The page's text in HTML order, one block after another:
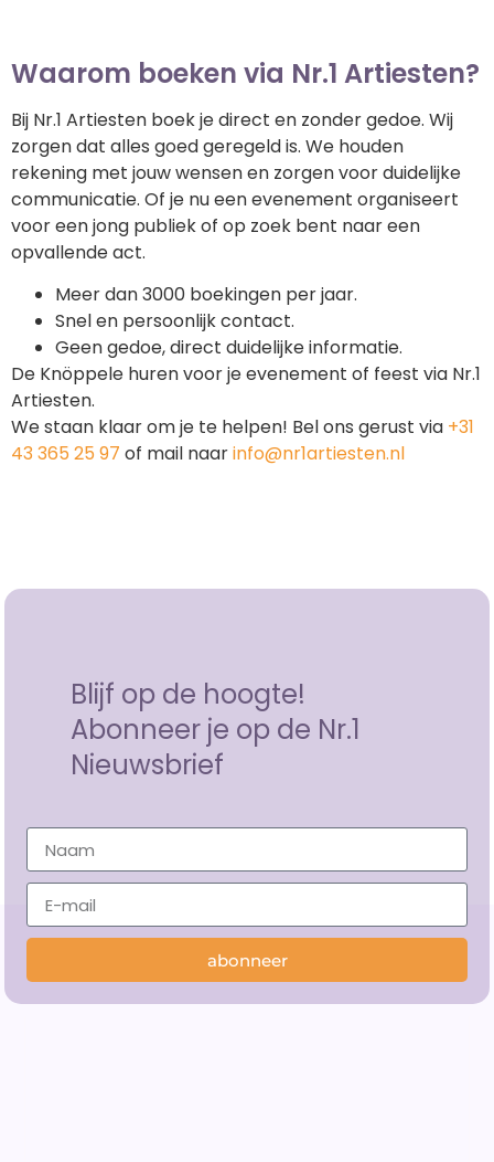
Waarom boeken via Nr.1 Artiesten?
Bij Nr.1 Artiesten boek je direct en zonder gedoe. Wij
zorgen dat alles goed geregeld is. We houden
rekening met jouw wensen en zorgen voor duidelijke
communicatie. Of je nu een evenement organiseert
voor een jong publiek of op zoek bent naar een
opvallende act.
Meer dan 3000 boekingen per jaar.
Snel en persoonlijk contact.
Geen gedoe, direct duidelijke informatie.
De Knöppele huren voor je evenement of feest via Nr.1
Artiesten.
We staan klaar om je te helpen! Bel ons gerust via +31
43 365 25 97 of mail naarinfo@nr1artiesten.nl
Blijf op de hoogte!
Abonneer je op de Nr.1
Nieuwsbrief
abonneer